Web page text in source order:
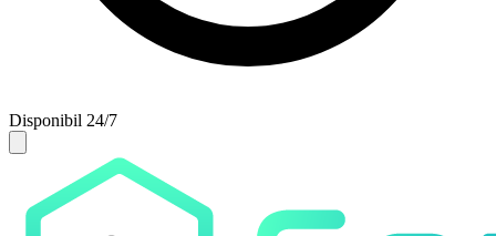
Disponibil 24/7